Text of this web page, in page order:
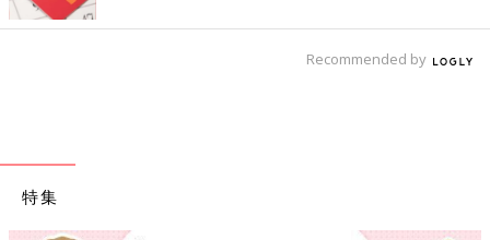
Recommended by
特集